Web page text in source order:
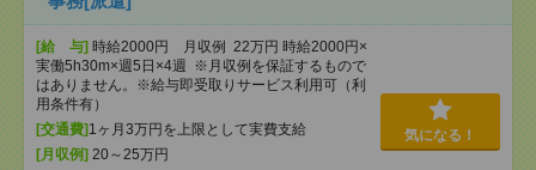
[給 与] 時給2000円 月収例 22万円 時給2000円×
実働5h30m×週5日×4週 ※月収例を保証するもので
はありません。※給与即受取りサービス利用可（利
用条件有）
[交通費] 1ヶ月3万円を上限として実費支給
[月収例] 20～25万円
気になる！